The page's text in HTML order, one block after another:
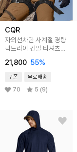
CQR
자외선차단 사계절 경량
퀵드라이 긴팔 티셔츠
21,800 55%
쿠폰 무료배송
70 5 (9)